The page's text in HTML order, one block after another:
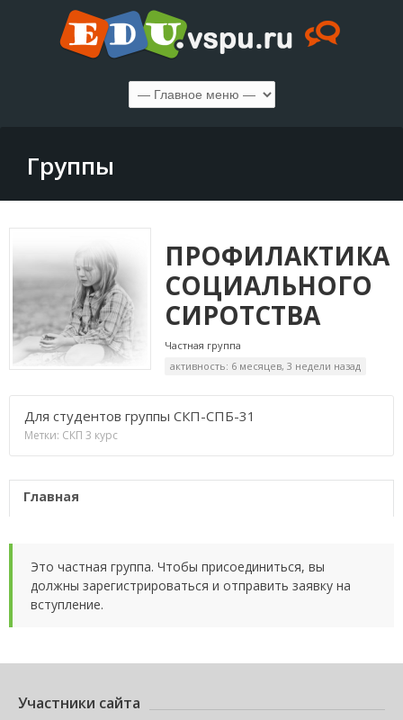
Группы
ПРОФИЛАКТИКА
СОЦИАЛЬНОГО
СИРОТСТВА
Частная группа
активность: 6 месяцев, 3 недели назад
Для студентов группы СКП-СПБ-31
Метки: СКП 3 курс
Главная
Это частная группа. Чтобы присоединиться, вы
должны зарегистрироваться и отправить заявку на
вступление.
Участники сайта